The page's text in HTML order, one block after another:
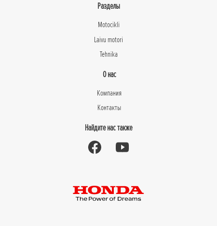
Разделы
Motocikli
Laivu motori
Tehnika
О нас
Компания
Контакты
Найдите нас также